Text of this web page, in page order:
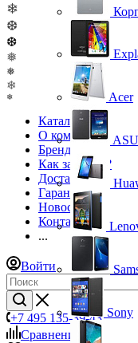
❄
❆
❆
❅
❅
❄
❄
Каталог
О компании
Бренды
Как заказать?
Доставка
Гарантия
Новости
Контакты
...
Войти
+7 495 135-39-43
Сравнение
0
Acer
Sony